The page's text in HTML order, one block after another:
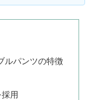
ルパンツの特徴
用